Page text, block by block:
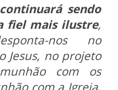
sendo
fiel mais ilustre,
nos no
Jesus, no projeto
com os
com a Igreja,